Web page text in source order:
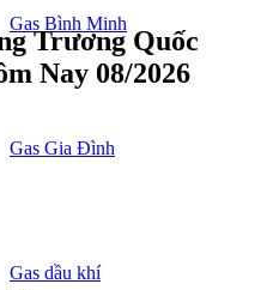
Gas Bình Minh
Gas Gia Đình
Gas dầu khí
Trương Quốc
Nay 08/2026